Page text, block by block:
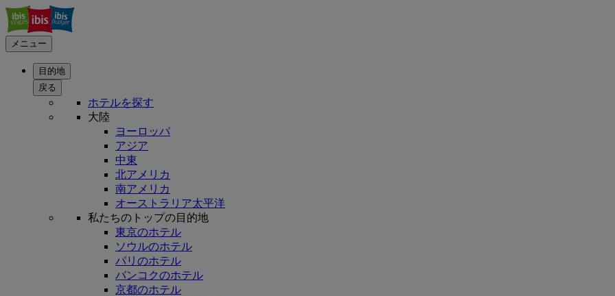
メニュー
目的地
戻る
ホテルを探す
大陸
ヨーロッパ
アジア
中東
北アメリカ
南アメリカ
オーストラリア太平洋
私たちのトップの目的地
東京のホテル
ソウルのホテル
パリのホテル
バンコクのホテル
京都のホテル